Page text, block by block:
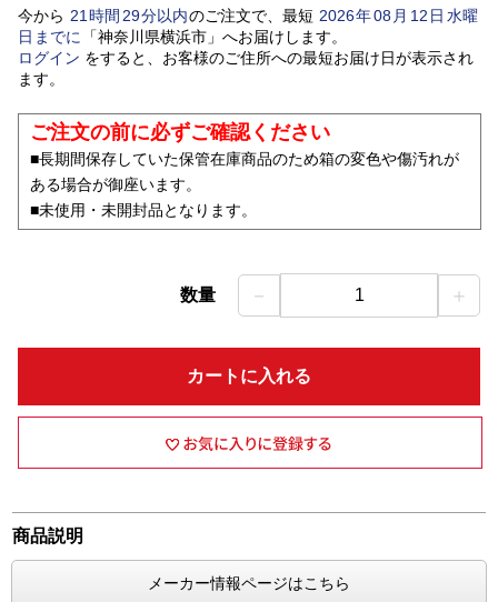
今から 21 時間 29分以内のご注文で、最短 2026年08 月 12 日水曜
日 までに 「神奈川県横浜市」 へお届けします。
ログイン をすると、お客様のご住所への最短お届け日が表示され
ます。
ご注文の前に必ずご確認ください
■長期間保存していた保管在庫商品のため箱の変色や傷汚れが
ある場合が御座います。
■未使用・未開封品となります。
数量 － 1 ＋
カートに入れる
商品説明
メーカー情報ページはこちら